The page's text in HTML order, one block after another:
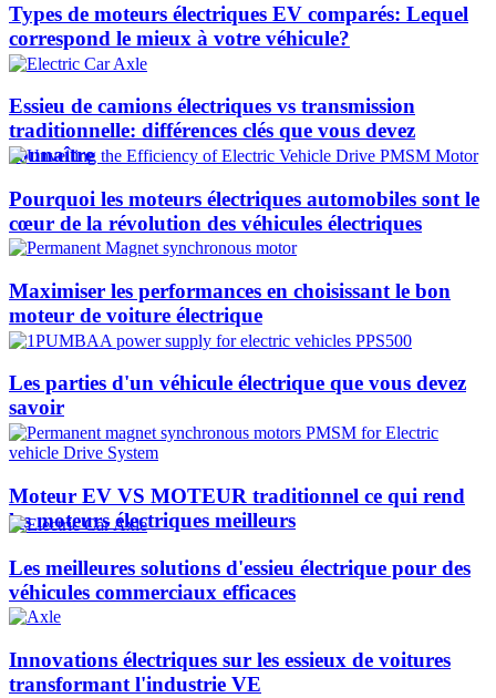
Types de moteurs électriques EV comparés: Lequel
correspond le mieux à votre véhicule?
Essieu de camions électriques vs transmission
traditionnelle: différences clés que vous devez
connaître
Pourquoi les moteurs électriques automobiles sont le
cœur de la révolution des véhicules électriques
Maximiser les performances en choisissant le bon
moteur de voiture électrique
Les parties d'un véhicule électrique que vous devez
savoir
Moteur EV VS MOTEUR traditionnel ce qui rend
les moteurs électriques meilleurs
Les meilleures solutions d'essieu électrique pour des
véhicules commerciaux efficaces
Innovations électriques sur les essieux de voitures
transformant l'industrie VE